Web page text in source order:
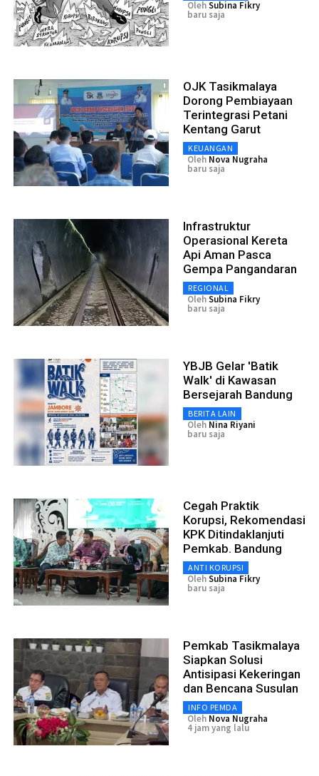
OlehSubina Fikry
baru saja
OJK Tasikmalaya
Dorong Pembiayaan
Terintegrasi Petani
Kentang Garut
KEUANGAN
Oleh Nova Nugraha
baru saja
Infrastruktur
Operasional Kereta
Api Aman Pasca
Gempa Pangandaran
REGIONAL
OlehSubina Fikry
baru saja
YBJB Gelar 'Batik
Walk' di Kawasan
Bersejarah Bandung
BERITA LAIN
Oleh Nina Riyani
baru saja
Cegah Praktik
Korupsi, Rekomendasi
KPK Ditindaklanjuti
Pemkab. Bandung
ANTI KORUPSI
OlehSubina Fikry
baru saja
Pemkab Tasikmalaya
Siapkan Solusi
Antisipasi Kekeringan
dan Bencana Susulan
INFO PEMDA
Oleh Nova Nugraha
4 jam yang lalu